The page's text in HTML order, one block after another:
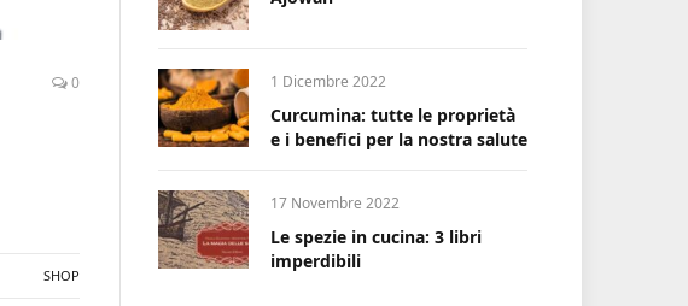
0
SHOP
1 Dicembre 2022
Curcumina: tutte le proprietà
e i benefici per la nostra salute
17 Novembre 2022
Le spezie in cucina: 3 libri
imperdibili